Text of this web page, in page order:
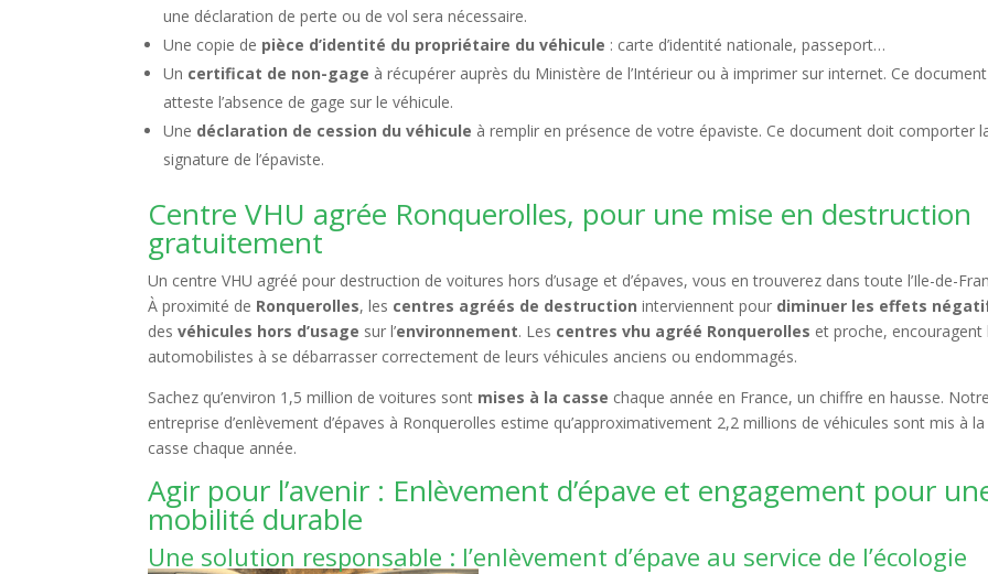
une déclaration de perte ou de vol sera nécessaire.
Une copie de pièce d’identité du propriétaire du véhicule : carte d’identité nationale, passeport…
Un certificat de non-gage à récupérer auprès du Ministère de l’Intérieur ou à imprimer sur internet. Ce document
atteste l’absence de gage sur le véhicule.
Une déclaration de cession du véhicule à remplir en présence de votre épaviste. Ce document doit comporter
signature de l’épaviste.
Centre VHU agrée Ronquerolles, pour une mise en destruction
gratuitement
Un centre VHU agréé pour destruction de voitures hors d’usage et d’épaves, vous en trouverez dans toute l’Ile-de-
À proximité de Ronquerolles, les centres agréés de destruction interviennent pour diminuer les effets
desvéhicules hors d’usage sur l’environnement. Les centres vhu agréé Ronquerolles et proche, encouragent
automobilistes à se débarrasser correctement de leurs véhicules anciens ou endommagés.
Sachez qu’environ 1,5 million de voitures sont mises à la casse chaque année en France, un chiffre en hausse.
entreprise d’enlèvement d’épaves à Ronquerolles estime qu’approximativement 2,2 millions de véhicules sont mis à la
casse chaque année.
Agir pour l’avenir : Enlèvement d’épave et engagement pour
mobilité durable
Une solution responsable : l’enlèvement d’épave au service de l’écologie